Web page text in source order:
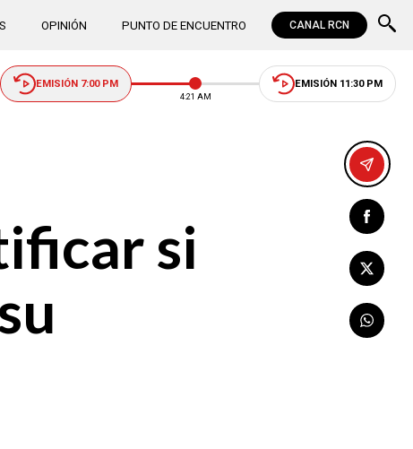
OPINIÓN PUNTO DE ENCUENTRO CANAL RCN
EMISIÓN 7:00 PM
4:21 AM
EMISIÓN 11:30 PM
si